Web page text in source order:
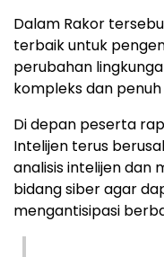
Dalam Rakor
terbaik untuk
perubahan
kompleks dan
Di depan peserta
Intelijen terus
analisis intelijen dan
bidang siber agar
mengantisipasi